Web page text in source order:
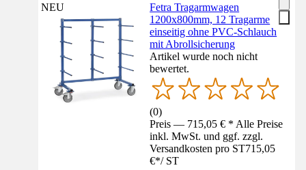
NEU
Fetra Tragarmwagen
1200x800mm, 12 Tragarme
einseitig ohne PVC-Schlauch
mit Abrollsicherung
Artikel wurde noch nicht
bewertet.
(0)
Preis — 715,05 € * Alle Preise
inkl. MwSt. und ggf. zzgl.
Versandkosten pro ST715,05
€*/ ST